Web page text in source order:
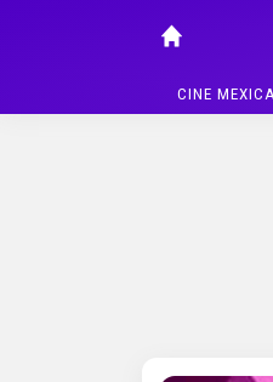
CINE